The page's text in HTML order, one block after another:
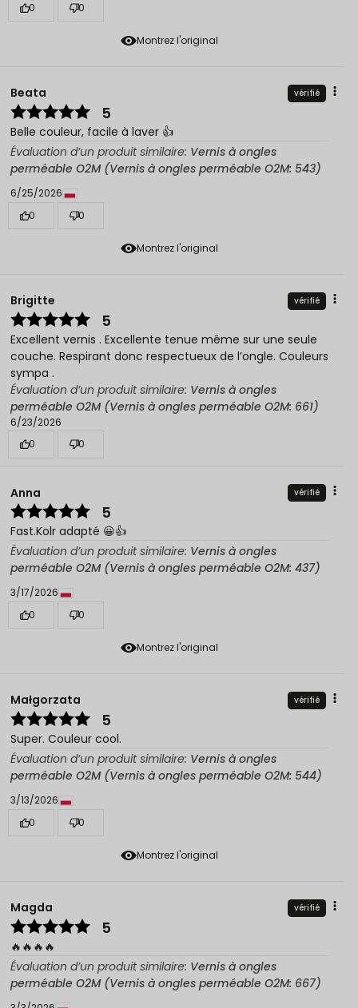
Montrez l'original
0
0
Montrez l'original
Beata vérifié
5
Belle couleur, facile à laver 👍️
Évaluation d’un produit similaire: Vernis à ongles
perméable O2M (Vernis à ongles perméable O2M: 543)
6/25/2026
0
0
Brigitte vérifié
5
Excellent vernis . Excellente tenue même sur une seule
couche. Respirant donc respectueux de l’ongle. Couleurs
sympa .
Évaluation d’un produit similaire: Vernis à ongles
perméable O2M (Vernis à ongles perméable O2M: 661)
6/23/2026
0
0
Montrez l'original
Anna vérifié
5
Fast.Kolr adapté 😀👍️
Évaluation d’un produit similaire: Vernis à ongles
perméable O2M (Vernis à ongles perméable O2M: 437)
3/17/2026
0
0
Montrez l'original
Małgorzata vérifié
5
Super. Couleur cool.
Évaluation d’un produit similaire: Vernis à ongles
perméable O2M (Vernis à ongles perméable O2M: 544)
3/13/2026
0
0
Magda vérifié
5
🔥🔥🔥🔥
Évaluation d’un produit similaire: Vernis à ongles
perméable O2M (Vernis à ongles perméable O2M: 667)